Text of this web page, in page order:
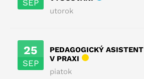
SEP
utorok
25
SEP
PEDAGOGICKÝ ASISTENT
V PRAXI
piatok